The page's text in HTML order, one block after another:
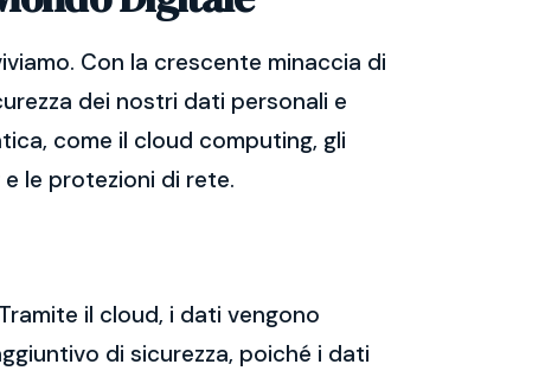
Con la crescente minaccia di
dei nostri dati personali e
come il cloud computing, gli
le protezioni di rete.
il cloud, i dati vengono
di sicurezza, poiché i dati